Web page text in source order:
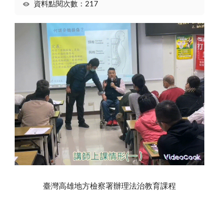
資料點閱次數：217
臺灣高雄地方檢察署辦理法治教育課程